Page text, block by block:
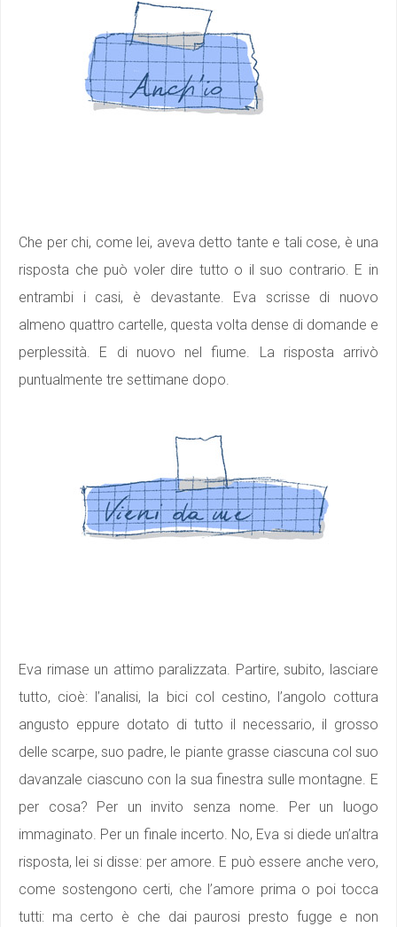
Che per chi, come lei, aveva detto tante e tali cose, è una
risposta che può voler dire tutto o il suo contrario. E in
entrambi i casi, è devastante. Eva scrisse di nuovo
almeno quattro cartelle, questa volta dense di domande e
perplessità. E di nuovo nel fiume. La risposta arrivò
puntualmente tre settimane dopo.
Eva rimase un attimo paralizzata. Partire, subito, lasciare
tutto, cioè: l’analisi, la bici col cestino, l’angolo cottura
angusto eppure dotato di tutto il necessario, il grosso
delle scarpe, suo padre, le piante grasse ciascuna col suo
davanzale ciascuno con la sua finestra sulle montagne. E
per cosa? Per un invito senza nome. Per un luogo
immaginato. Per un finale incerto. No, Eva si diede un’altra
risposta, lei si disse: per amore. E può essere anche vero,
come sostengono certi, che l’amore prima o poi tocca
tutti: ma certo è che dai paurosi presto fugge e non